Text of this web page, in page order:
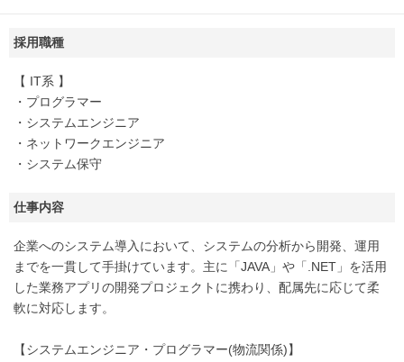
採用職種
【 IT系 】
・プログラマー
・システムエンジニア
・ネットワークエンジニア
・システム保守
仕事内容
企業へのシステム導入において、システムの分析から開発、運用
までを一貫して手掛けています。主に「JAVA」や「.NET」を活用
した業務アプリの開発プロジェクトに携わり、配属先に応じて柔
軟に対応します。
【システムエンジニア・プログラマー(物流関係)】